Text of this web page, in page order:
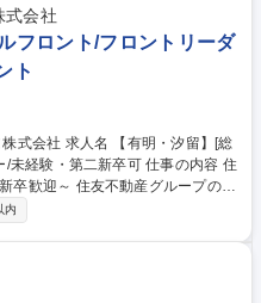
応、契約手続きを行う) ■保守契約
職種 【営業サポ
行直帰あり
式会社
フロント/フロントリーダ
ト
・汐留】[総
第二新卒可 仕事の内容 住
卒歓迎～ 住友不動産グループの当
。適性に応じてフロント一般職ま
ウト対応業務 ・予約受付、問い
書等の事務処理業務 ・稼動・売
内